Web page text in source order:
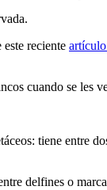
reciente
cuando se les
tiene entre
delfines o